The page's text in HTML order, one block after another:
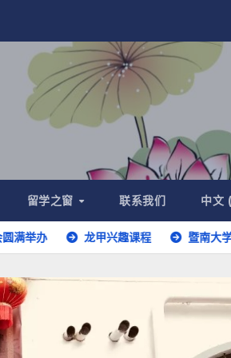
留学之窗 联系我们 中文
龙甲兴趣课程 暨南大学意大利